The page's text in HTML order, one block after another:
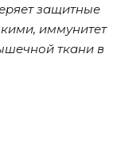
защитные
иммунитет
ткани в